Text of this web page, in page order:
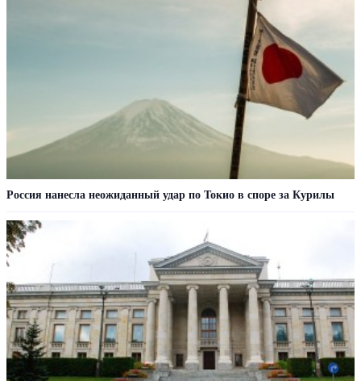
Россия нанесла неожиданный удар по Токио в споре за Курилы